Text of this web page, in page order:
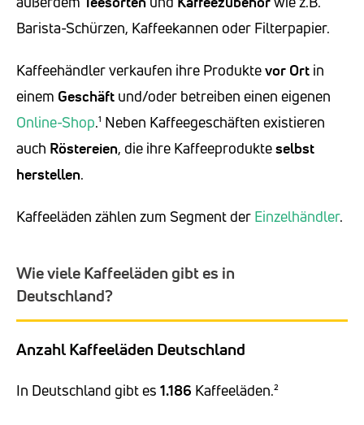
Barista-Schürzen, Kaffeekannen oder Filterpapier.
Kaffeehändler verkaufen ihre Produktevor Ort in
einem Geschäft und/oder betreiben einen eigenen
Online-Shop.¹ Neben Kaffeegeschäften existieren
auch Röstereien, die ihre Kaffeeprodukteselbst
herstellen.
Kaffeeläden zählen zum Segment der Einzelhändler.
Wie viele Kaffeeläden gibt es in
Deutschland?
Anzahl Kaffeeläden Deutschland
In Deutschland gibt es 1.186 Kaffeeläden.²